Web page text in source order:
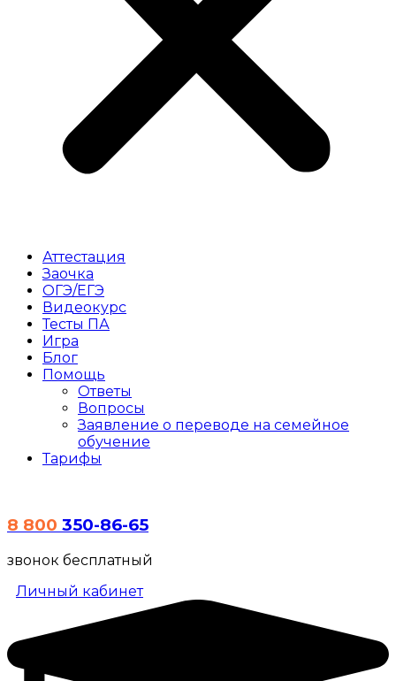
Аттестация
Заочка
ОГЭ/ЕГЭ
Видеокурс
Тесты ПА
Игра
Блог
Помощь
Ответы
Вопросы
Заявление о переводе на семейное
обучение
Тарифы
8 800 350-86-65
звонок бесплатный
Личный кабинет